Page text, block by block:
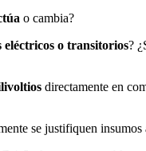
o cambia?
eléctricos o transitorios?
directamente en
se justifiquen insumos